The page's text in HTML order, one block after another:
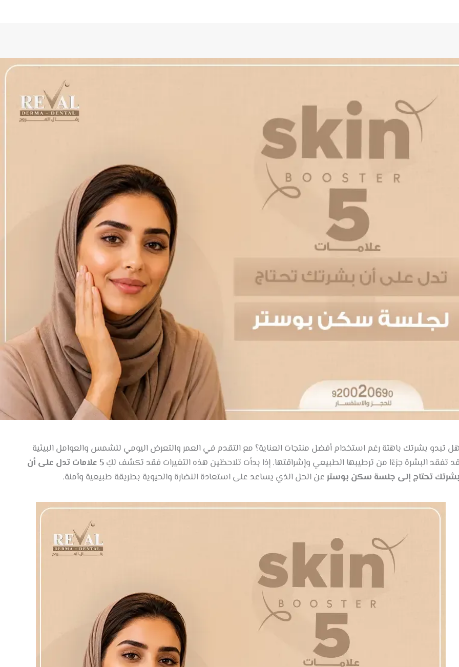
هل تبدو بشرتك باهتة رغم استخدام أفضل منتجات العناية؟ مع التقدم في العمر والتعرض اليومي للشمس والعوامل البيئية
قد تفقد البشرة جزءًا من ترطيبها الطبيعي وإشراقتها. إذا بدأت تلاحظين هذه التغيرات فقد تكشف لكِ
5 علامات تدل على أن
بشرتك تحتاج إلى جلسة سكن بوسترعن الحل الذي يساعد على استعادة النضارة والحيوية بطريقة طبيعية وآمنة.